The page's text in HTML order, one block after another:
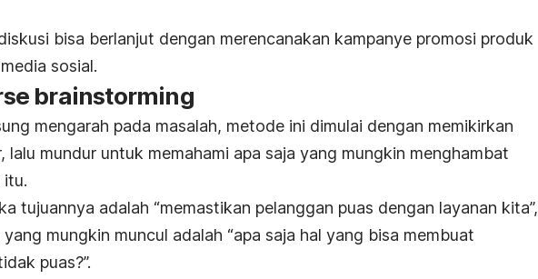
bisa berlanjut dengan merencanakan kampanye promosi produk
sosial.
brainstorming
mengarah pada masalah, metode ini dimulai dengan memikirkan
lalu mundur untuk memahami apa saja yang mungkin menghambat
itu.
tujuannya adalah “memastikan pelanggan puas dengan layanan kita”,
mungkin muncul adalah “apa saja hal yang bisa membuat
puas?”.